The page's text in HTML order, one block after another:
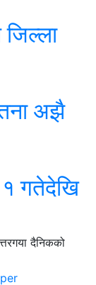
अझै
१ गतेदेखि
दैनिकको